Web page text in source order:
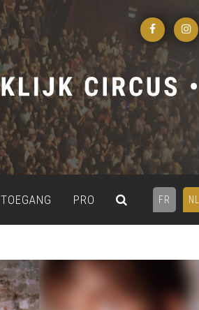
FR NL
TOEGANG PRO